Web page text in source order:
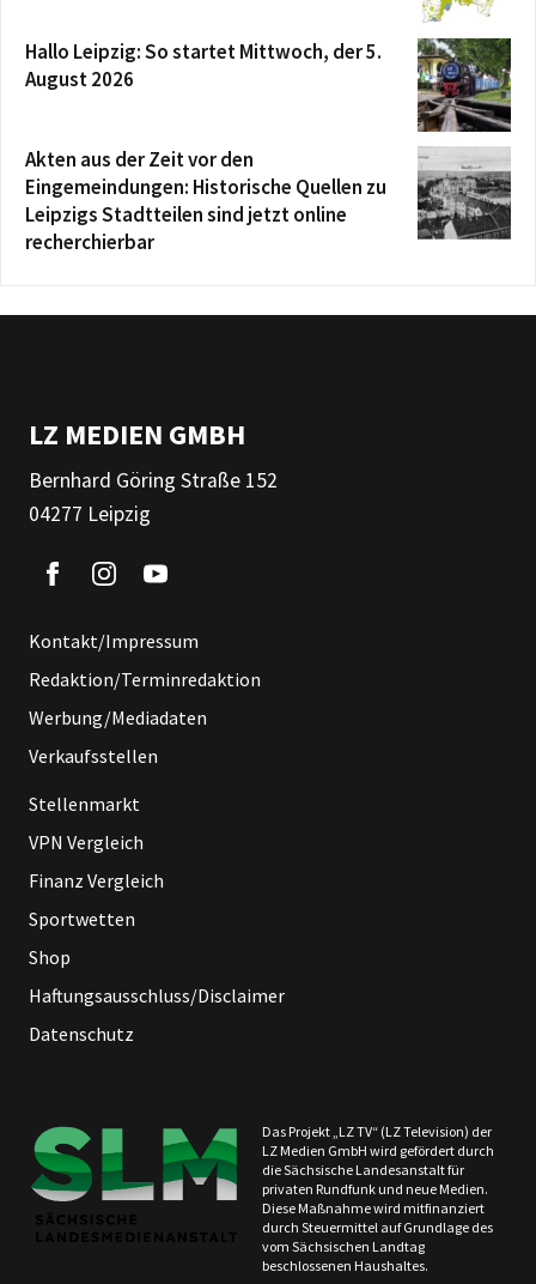
Hallo Leipzig: So startet Mittwoch, der 5.
August 2026
Akten aus der Zeit vor den
Eingemeindungen: Historische Quellen zu
Leipzigs Stadtteilen sind jetzt online
recherchierbar
LZ MEDIEN GMBH
Bernhard Göring Straße 152
04277 Leipzig
Kontakt/Impressum
Redaktion/Terminredaktion
Werbung/Mediadaten
Verkaufsstellen
Stellenmarkt
VPN Vergleich
Finanz Vergleich
Sportwetten
Shop
Haftungsausschluss/Disclaimer
Datenschutz
Das Projekt „LZ TV“ (LZ Television) der
LZ Medien GmbH wird gefördert durch
die Sächsische Landesanstalt für
privaten Rundfunk und neue Medien.
Diese Maßnahme wird mitfinanziert
durch Steuermittel auf Grundlage des
vom Sächsischen Landtag
beschlossenen Haushaltes.